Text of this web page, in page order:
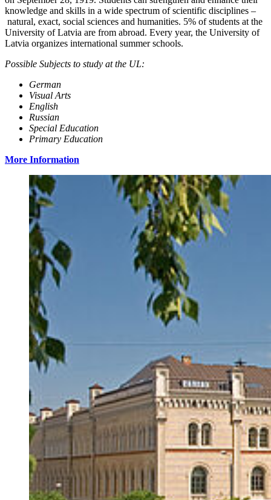
knowledge and skills in a wide spectrum of scientific disciplines –
natural, exact, social sciences and humanities. 5% of students at the
University of Latvia are from abroad. Every year, the University of
Latvia organizes international summer schools.
Possible Subjects to study at the UL:
German
Visual Arts
English
Russian
Special Education
Primary Education
More Information